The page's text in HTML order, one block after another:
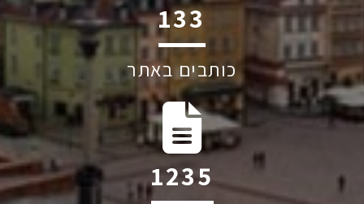
199
כותבים באתר
1852